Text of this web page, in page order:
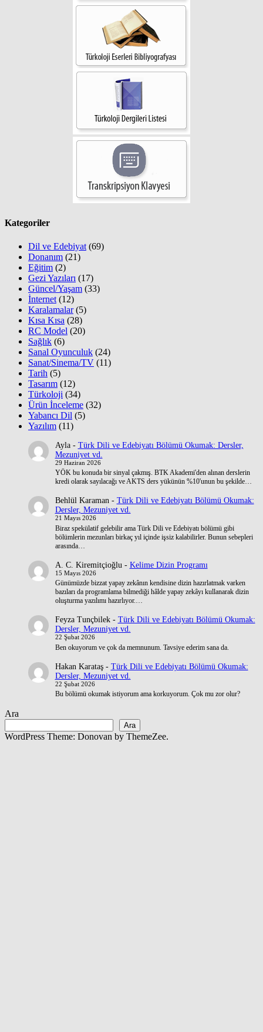
Kategoriler
Dil ve Edebiyat (69)
Donanım (21)
Eğitim (2)
Gezi Yazıları (17)
Güncel/Yaşam (33)
İnternet (12)
Karalamalar(5)
Kısa Kısa (28)
RC Model (20)
Sağlık (6)
Sanal Oyunculuk (24)
Sanat/Sinema/TV (11)
Tarih (5)
Tasarım (12)
Türkoloji (34)
Ürün İnceleme (32)
Yabancı Dil (5)
Yazılım (11)
Ayla- Türk Dili ve Edebiyatı Bölümü Okumak: Dersler,
Mezuniyet vd.
29 Haziran 2026
YÖK bu konuda bir sinyal çakmış. BTK Akademi'den alınan derslerin
kredi olarak sayılacağı ve AKTS ders yükünün %10'unun bu şekilde…
Behlül Karaman- Türk Dili ve Edebiyatı Bölümü Okumak:
Dersler, Mezuniyet vd.
21 Mayıs 2026
Biraz spekülatif gelebilir ama Türk Dili ve Edebiyatı bölümü gibi
bölümlerin mezunları birkaç yıl içinde işsiz kalabilirler. Bunun sebepleri
arasında…
A. C. Kiremitçioğlu - Kelime Dizin Programı
15 Mayıs 2026
Günümüzde bizzat yapay zekânın kendisine dizin hazırlatmak varken
bazıları da programlama bilmediği hâlde yapay zekâyı kullanarak dizin
oluşturma yazılımı hazırlıyor.…
Feyza Tunçbilek- Türk Dili ve Edebiyatı Bölümü Okumak:
Dersler, Mezuniyet vd.
22 Şubat 2026
Ben okuyorum ve çok da memnunum. Tavsiye ederim sana da.
Hakan Karataş- Türk Dili ve Edebiyatı Bölümü Okumak:
Dersler, Mezuniyet vd.
22 Şubat 2026
Bu bölümü okumak istiyorum ama korkuyorum. Çok mu zor olur?
Ara
Ara
WordPress Theme: Donovan by ThemeZee.